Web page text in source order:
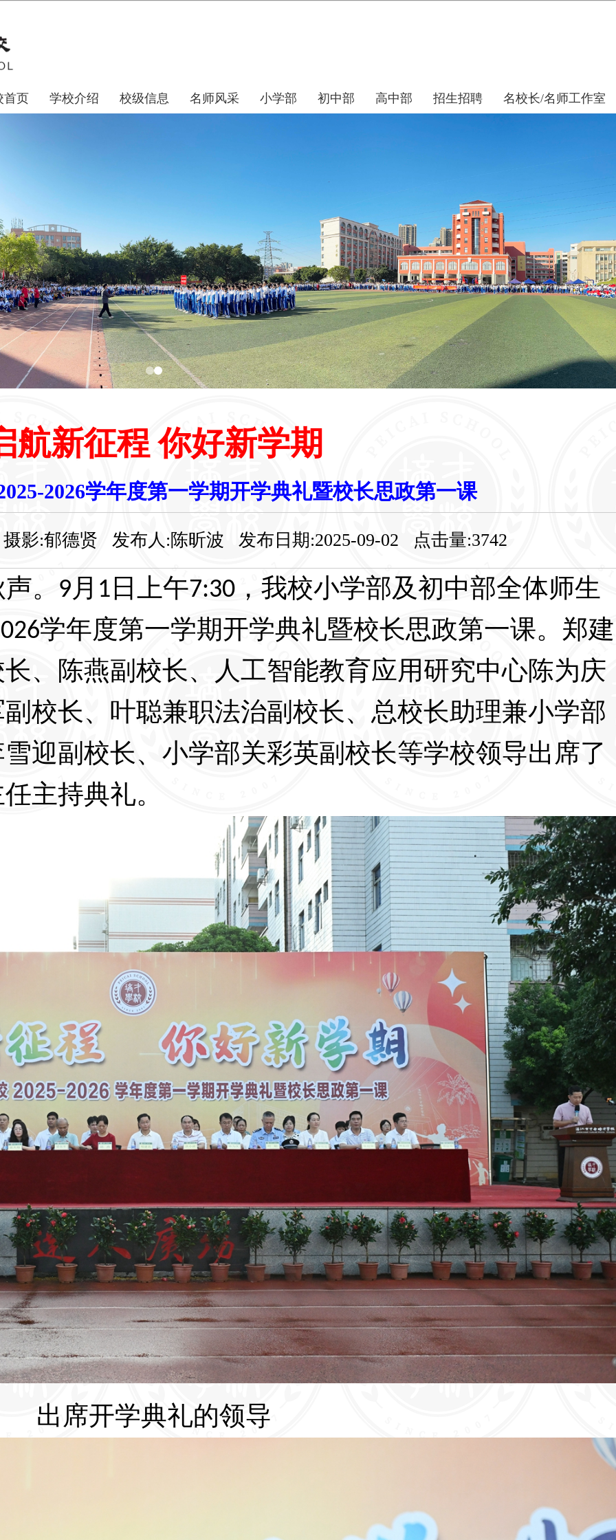
首页 学校介绍 校级信息 名师风采 小学部 初中部 高中部 招生招聘 名校长/名师工作室
航新征程 你好新学期
2026学年度第一学期开学典礼暨校长思政第一课
影:郁德贤 发布人:陈昕波 发布日期:2025-09-02 点击量:3742
1日上午7:30，我校小学部及初中部全体师生
第一学期开学典礼暨校长思政第一课。郑建
副校长、人工智能教育应用研究中心陈为庆
叶聪兼职法治副校长、总校长助理兼小学部
长、小学部关彩英副校长等学校领导出席了
礼。
学典礼的领导